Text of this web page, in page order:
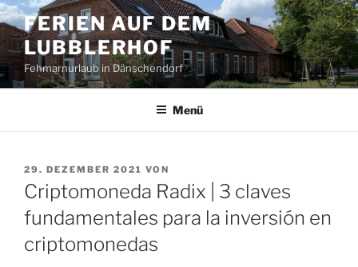
Zum
Inhalt
springen
FERIEN AUF DEM
LUBBLERHOF
Fehmarnurlaub in Dänschendorf
Menü
VERÖFFENTLICHT
AM
29. DEZEMBER 2021 VON
Criptomoneda Radix | 3 claves
fundamentales para la inversión en
criptomonedas